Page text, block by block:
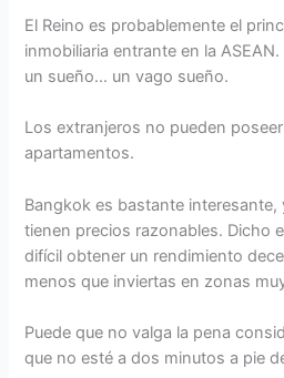
El Reino es probablemente el
inmobiliaria entrante en la
un sueño… un vago sueño.
Los extranjeros no pueden
apartamentos.
Bangkok es bastante
tienen precios razonables. Dicho
difícil obtener un rendimiento
menos que inviertas en zonas
Puede que no valga la pena
que no esté a dos minutos a pie